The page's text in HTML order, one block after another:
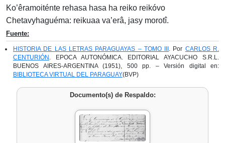
Ko’êramoiténte rehasa hasa ha reiko reikóvo
Chetavyhaguéma: reikuaa va’erâ, jasy morotî.
Fuente:
HISTORIA DE LAS LETRAS PARAGUAYAS – TOMO III . Por CARLOS R.
CENTURIÓN . EPOCA AUTONÓMICA. EDITORIAL AYACUCHO S.R.L.
BUENOS AIRES-ARGENTINA (1951), 500 pp. – Versión digital en:
BIBLIOTECA VIRTUAL DEL PARAGUAY(BVP)
Documento(s) de Respaldo: